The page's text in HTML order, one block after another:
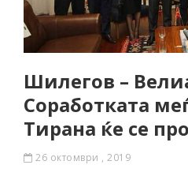
Шилегов –
Соработката
Тирана ќе се
26 октомври , 2019